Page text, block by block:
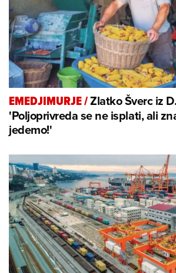
EMEDJIMURJE/Zlatko Šverc iz
'Poljoprivreda se ne isplati, ali
jedemo!'